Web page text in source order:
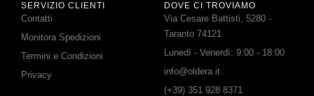
SERVIZIO CLIENTI
Contatti
Monitora Spedizioni
Termini e Condizioni
Privacy
DOVE CI TROVIAMO
Via Cesare Battisti, 5280 -
Taranto 74121
Lunedì - Venerdì: 9:00 - 18:00
info@oldera.it
(+39) 351 928 8371